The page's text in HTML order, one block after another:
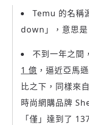
參
請
近期曾送禮給下
可送禮額度：0
發送禮物
將
將此文
Temu 的名稱
down」，意思是
不到一年之間
1 億 ，逼近亞馬
比之下，同樣來
時尚網購品牌
「僅」達到了
邀請會員
分享
留言連結
選擇留言文
留言文字
留言文
35元/週
✓ 全
✓ 會